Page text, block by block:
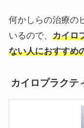
何かしらの治療の
いるので、 カイロ
ない人におすすめ
カイロプラクテ